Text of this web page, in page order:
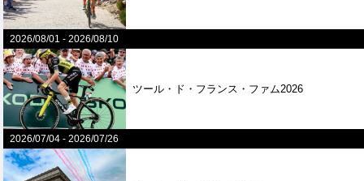
2026/08/01 -2026/08/10
ツール・ド・フランス・ファム2026
2026/07/04 -2026/07/26